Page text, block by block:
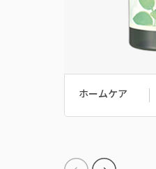
ホームケア